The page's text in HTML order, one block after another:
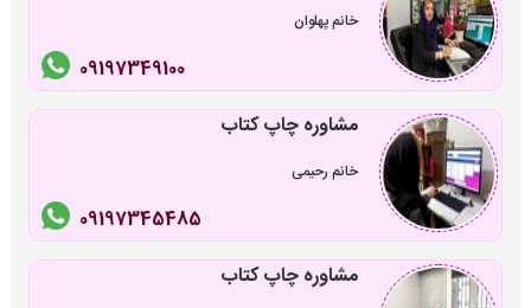
خانم پهلوان
09197349100
مشاوره چاپ کتاب
خانم رحیمی
09197345485
مشاوره چاپ کتاب